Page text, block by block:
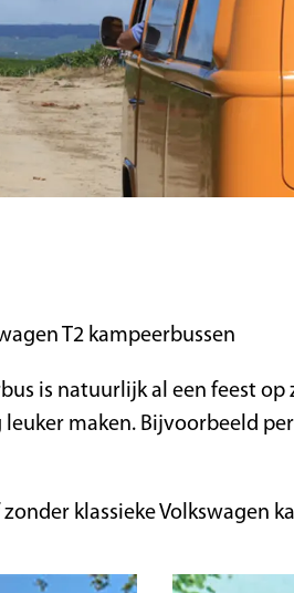
T2 kampeerbussen
is natuurlijk al een feest
maken. Bijvoorbeeld
klassieke Volkswagen